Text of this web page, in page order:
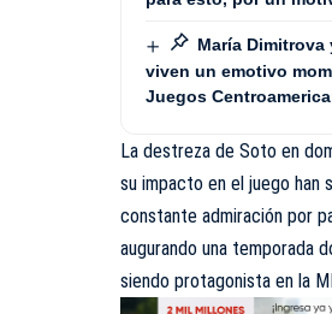
María Dimitrova
viven un emotivo
Juegos
La destreza de Soto en
su impacto en el juego han
constante admiración por
augurando una temporada
siendo protagonista en la